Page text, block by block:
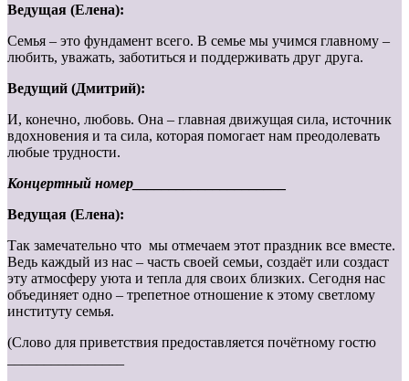
Ведущая (Елена):
Семья – это фундамент всего. В семье мы учимся главному –
любить, уважать, заботиться и поддерживать друг друга.
Ведущий (Дмитрий):
И, конечно, любовь. Она – главная движущая сила, источник
вдохновения и та сила, которая помогает нам преодолевать
любые трудности.
Концертный номер_____________________
Ведущая (Елена):
Так замечательно что мы отмечаем этот праздник все вместе.
Ведь каждый из нас – часть своей семьи, создаёт или создаст
эту атмосферу уюта и тепла для своих близких. Сегодня нас
объединяет одно – трепетное отношение к этому светлому
институту семья.
(Слово для приветствия предоставляется почётному гостю